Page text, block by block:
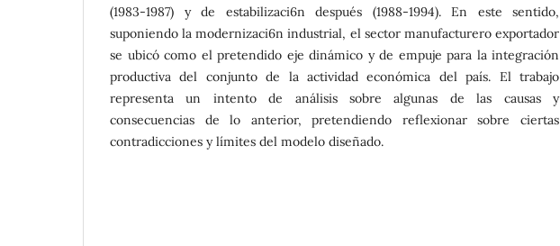
(1983-1987) y de estabilizaci6n después (1988-1994). En este sentido,
suponiendo la modernizaci6n industrial, el sector manufacturero exportador
se ubicó como el pretendido eje dinámico y de empuje para la integración
productiva del conjunto de la actividad económica del país. El trabajo
representa un intento de análisis sobre algunas de las causas y
consecuencias de lo anterior, pretendiendo reflexionar sobre ciertas
contradicciones y límites del modelo diseñado.